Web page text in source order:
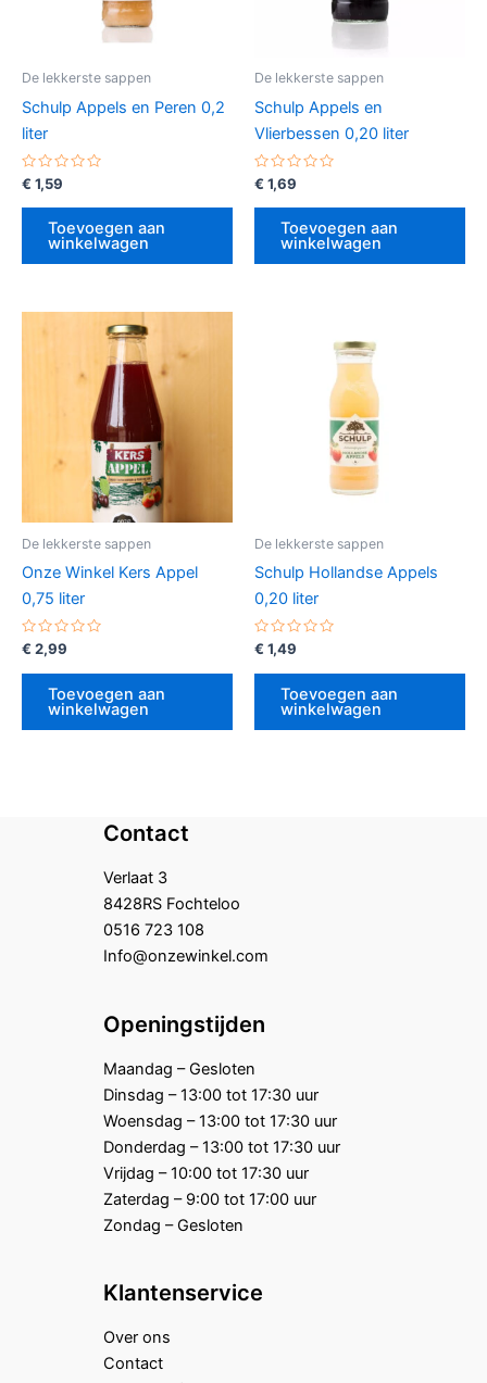
De lekkerste sappen
Schulp Appels en Peren 0,2
liter
Gewaardeerd
0
uit
€ 1,59
Toevoegen aan
winkelwagen
De lekkerste sappen
Schulp Appels en
Vlierbessen 0,20 liter
Gewaardeerd
0
uit
€ 1,69
Toevoegen aan
winkelwagen
De lekkerste sappen
Onze Winkel Kers Appel
0,75 liter
Gewaardeerd
uit
€ 2,99
Toevoegen aan
winkelwagen
De lekkerste sappen
Schulp Hollandse Appels
0,20 liter
Gewaardeerd
uit
€ 1,49
Toevoegen aan
winkelwagen
Contact
Verlaat 3
8428RS Fochteloo
0516 723 108
Info@onzewinkel.com
Openingstijden
Maandag – Gesloten
Dinsdag – 13:00 tot 17:30 uur
Woensdag – 13:00 tot 17:30 uur
Donderdag – 13:00 tot 17:30 uur
Vrijdag – 10:00 tot 17:30 uur
Zaterdag – 9:00 tot 17:00 uur
Zondag – Gesloten
Klantenservice
Over ons
Contact